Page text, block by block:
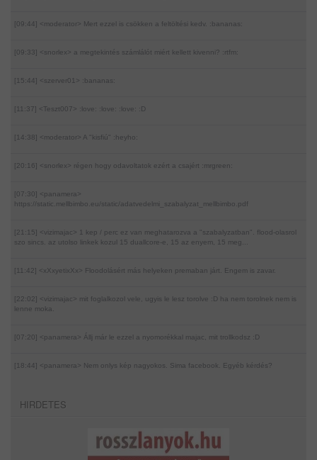
[09:44] <moderator> Mert ezzel is csökken a feltöltési kedv. :bananas:
[09:33] <snorlex> a megtekintés számlálót miért kellett kivenni? :rtfm:
[15:44] <szerver01> :bananas:
[11:37] <Teszt007> :love: :love: :love: :D
[14:38] <moderator> A "kisfiú" :heyho:
[20:16] <snorlex> régen hogy odavoltatok ezért a csajért :mrgreen:
[07:30] <panamera>
https://static.mellbimbo.eu/static/adatvedelmi_szabalyzat_mellbimbo.pdf
[21:15] <vizimajac> 1 kep / perc ez van meghatarozva a "szabalyzatban". flood-olasrol
szo sincs. az utolso linkek kozul 15 duallcore-e, 15 az enyem, 15 meg...
[11:42] <xXxyetixXx> Floodolásért más helyeken premaban járt. Engem is zavar.
[22:02] <vizimajac>
mit foglalkozol vele, ugyis le lesz torolve :D ha nem torolnek nem is
lenne moka.
[07:20] <panamera> Állj már le ezzel a nyomorékkal majac, mit trollkodsz :D
[18:44] <panamera> Nem onlys kép nagyokos. Sima facebook. Egyéb kérdés?
HIRDETES